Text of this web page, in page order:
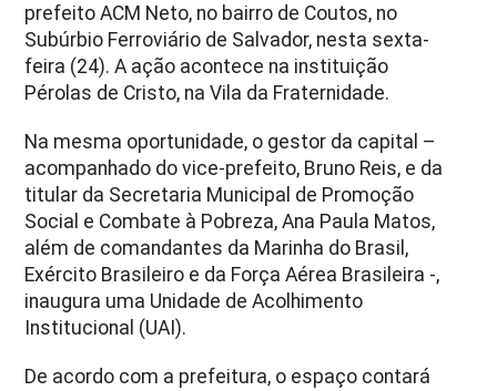
prefeito ACM Neto, no bairro de Coutos, no
Subúrbio Ferroviário de Salvador, nesta sexta-
feira (24). A ação acontece na instituição
Pérolas de Cristo, na Vila da Fraternidade.
Na mesma oportunidade, o gestor da capital –
acompanhado do vice-prefeito, Bruno Reis, e da
titular da Secretaria Municipal de Promoção
Social e Combate à Pobreza, Ana Paula Matos,
além de comandantes da Marinha do Brasil,
Exército Brasileiro e da Força Aérea Brasileira -,
inaugura uma Unidade de Acolhimento
Institucional (UAI).
De acordo com a prefeitura, o espaço contará